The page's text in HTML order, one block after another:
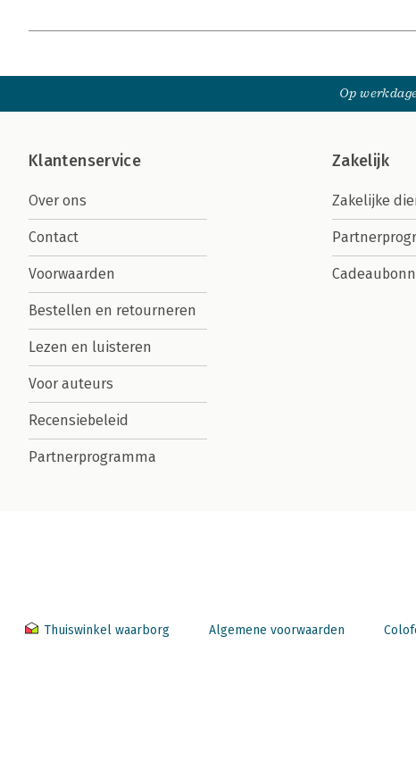
Op
Klantenservice
Over ons
Contact
Voorwaarden
Bestellen en retourneren
Lezen en luisteren
Voor auteurs
Recensiebeleid
Partnerprogramma
Zakelijk
Zakelijke
Thuiswinkel waarborg Algemene voorwaarden